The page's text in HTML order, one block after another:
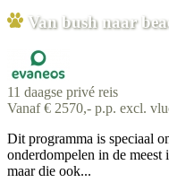
Van bush naar
11 daagse privé reis
Vanaf € 2570,- p.p. excl.
Dit programma is speciaal
onderdompelen in de
maar die ook...